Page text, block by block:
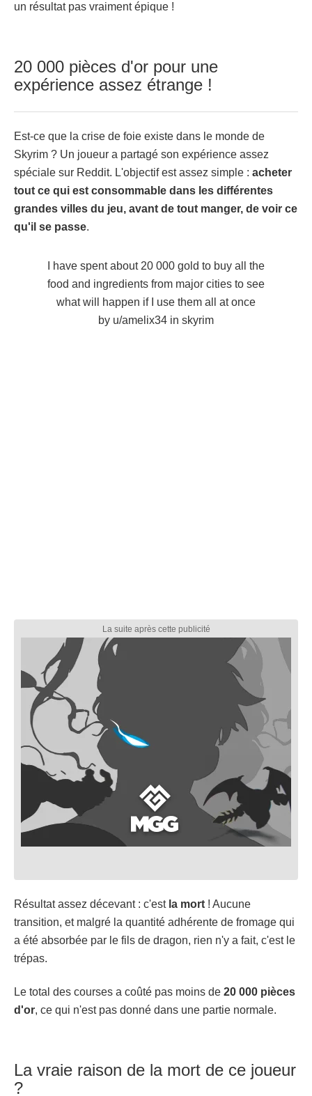
un résultat pas vraiment épique !
20 000 pièces d'or pour une
expérience assez étrange !
Est-ce que la crise de foie existe dans le monde de
Skyrim ? Un joueur a partagé son expérience assez
spéciale sur Reddit. L'objectif est assez simple : acheter
tout ce qui est consommable dans les différentes
grandes villes du jeu, avant de tout manger, de voir ce
qu'il se passe.
I have spent about 20 000 gold to buy all the
food and ingredients from major cities to see
what will happen if I use them all at once
by u/amelix34 in skyrim
Résultat assez décevant : c'est la mort ! Aucune
transition, et malgré la quantité adhérente de fromage qui
a été absorbée par le fils de dragon, rien n'y a fait, c'est le
trépas.
Le total des courses a coûté pas moins de 20 000 pièces
d'or, ce qui n'est pas donné dans une partie normale.
La vraie raison de la mort de ce joueur
?